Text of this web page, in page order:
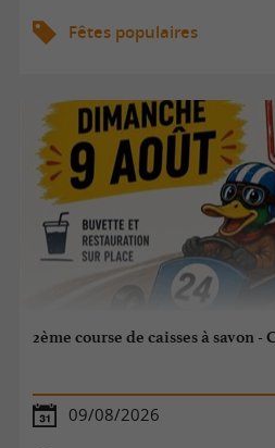
Fêtes populaires
2ème course de caisses à savon -
09/08/2026